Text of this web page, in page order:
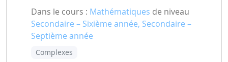
Dans le cours : Mathématiques de niveau
Secondaire – Sixième année, Secondaire –
Septième année
Complexes